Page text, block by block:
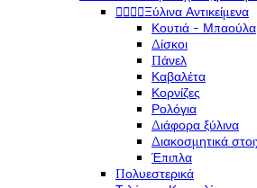
Ξύλινα Αντικείμενα
Κουτιά - Μπαούλα
Δίσκοι
Πάνελ
Καβαλέτα
Κορνίζες
Ρολόγια
Διάφορα ξύλινα
Διακοσμητικά
Έπιπλα
Πολυεστερικά